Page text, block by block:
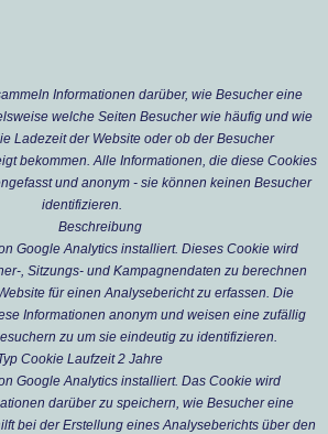
Informationen darüber, wie Besucher eine
welche Seiten Besucher wie häufig und wie
Ladezeit der Website oder ob der Besucher
bekommen. Alle Informationen, die diese Cookies
und anonym - sie können keinen Besucher
identifizieren.
Beschreibung
Google Analytics installiert. Dieses Cookie wird
, Sitzungs- und Kampagnendaten zu berechnen
für einen Analysebericht zu erfassen. Die
Informationen anonym und weisen eine zufällig
zu um sie eindeutig zu identifizieren.
Cookie Laufzeit 2 Jahre
Google Analytics installiert. Das Cookie wird
darüber zu speichern, wie Besucher eine
bei der Erstellung eines Analyseberichts über den